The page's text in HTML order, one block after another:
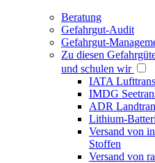
Beratung
Gefahrgut-Audit
Gefahrgut-
Zu diesen
und schulen wir
IATA
IMDG
ADR
Lithium-
Versand von
Stoffen
Versand von